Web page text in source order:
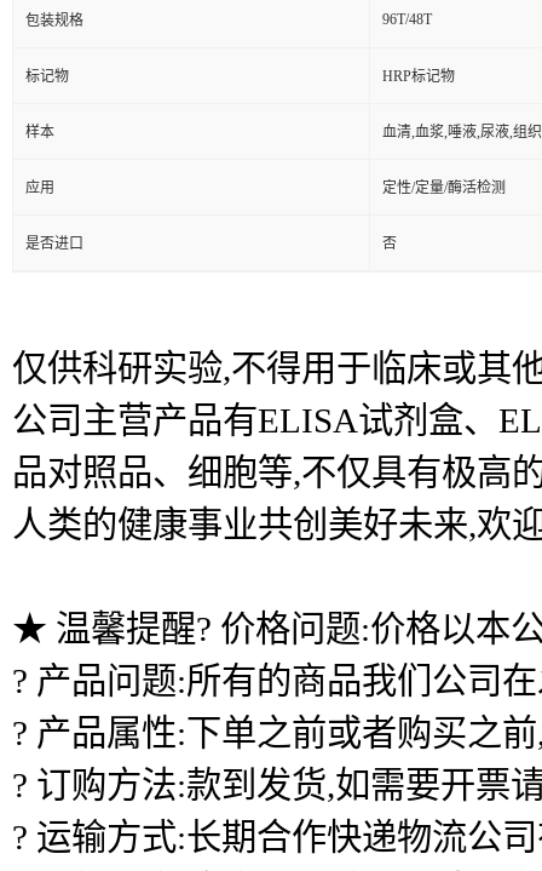
包装规格 96T/48T
标记物 HRP标记物
样本 血清,血浆,唾液,尿液,组
应用 定性/定量/酶活检测
是否进口 否
仅供科研实验,不得用于临床或其
公司主营产品有ELISA试剂盒、
品对照品、细胞等,不仅具有极高
人类的健康事业共创美好未来,欢
★ 温馨提醒? 价格问题:价格以本
? 产品问题:所有的商品我们公司
? 产品属性:下单之前或者购买之
? 订购方法:款到发货,如需要开票
? 运输方式:长期合作快递物流公